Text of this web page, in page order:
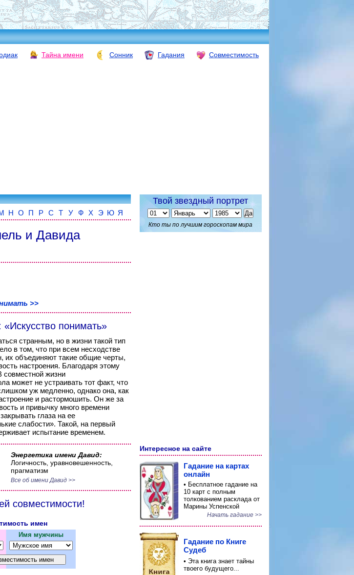
Тайна имени Сонник Гадания Совместимость
Н О П Р С Т У Ф Х Э Ю Я
и Давида
>>
понимать»
странным, но в жизни такой тип
в том, что при всем несходстве
их объединяют такие общие черты,
настроения. Благодаря этому
совместной жизни
может не устраивать тот факт, что
уж медленно, однако она, как
и растормошить. Он же за
и привычку много времени
глаза на ее
слабости». Такой, на первый
испытание временем.
Энергетика имени Давид:
Логичность, уравновешенность,
прагматизм
Все об имени Давид >>
совместимости!
имен
Имя мужчины
Твой звездный портрет
Кто ты по лучшим гороскопам мира
Интересное на сайте
Гадание на картах
онлайн
• Бесплатное гадание на
10 карт с полным
толкованием расклада от
Марины Успенской
Начать гадание >>
Гадание по Книге
Судеб
• Эта книга знает тайны
твоего будущего...